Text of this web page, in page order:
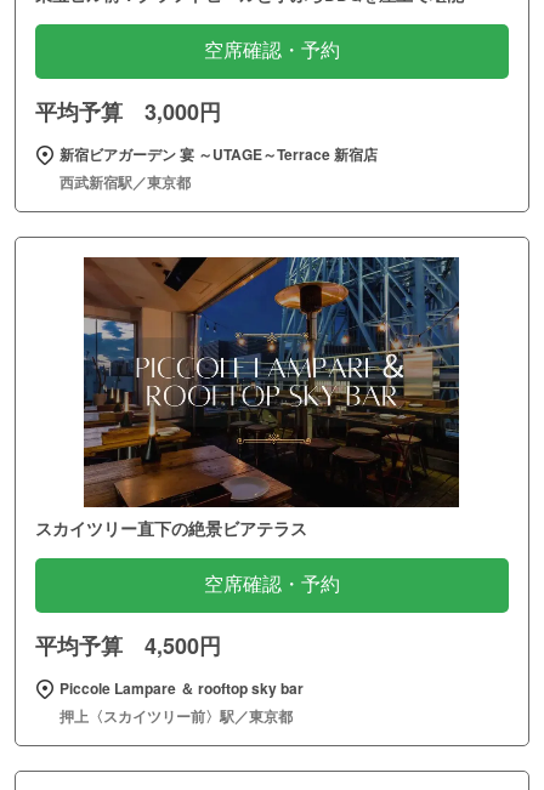
空席確認・予約
平均予算 3,000円
新宿ビアガーデン 宴 ～UTAGE～Terrace 新宿店
西武新宿駅／東京都
スカイツリー直下の絶景ビアテラス
空席確認・予約
平均予算 4,500円
Piccole Lampare ＆ rooftop sky bar
押上〈スカイツリー前〉駅／東京都